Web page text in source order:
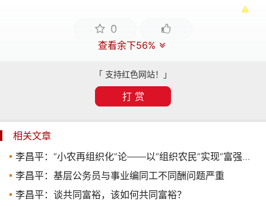
0
查看余下56%
「 支持红色网站！」
打 赏
相关文章
李昌平：“小农再组织化”论——以“组织农民”实现“富强农民”
李昌平：基层公务员与事业编同工不同酬问题严重
李昌平：谈共同富裕，该如何共同富裕？